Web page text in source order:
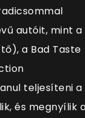
autóit, mint a
a Bad Taste
teljesíteni a
és megnyílik